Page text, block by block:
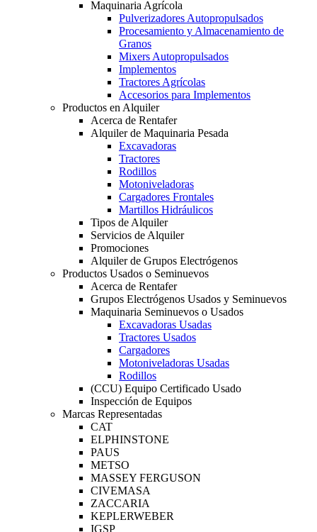
Maquinaria Agrícola
Pulverizadores Autopropulsados
Procesamiento y Almacenamiento de
Granos
Mixers Autopropulsados
Implementos
Tractores Agrícolas
Accesorios para Implementos
Productos en Alquiler
Acerca de Rentafer
Alquiler de Maquinaria Pesada
Excavadoras
Tractores
Rodillos
Motoniveladoras
Cargadores Frontales
Martillos Hidráulicos
Tipos de Alquiler
Servicios de Alquiler
Promociones
Alquiler de Grupos Electrógenos
Productos Usados o Seminuevos
Acerca de Rentafer
Grupos Electrógenos Usados y Seminuevos
Maquinaria Seminuevos o Usados
Excavadoras Usadas
Tractores Usados
Cargadores
Motoniveladoras Usadas
Rodillos
(CCU) Equipo Certificado Usado
Inspección de Equipos
Marcas Representadas
CAT
ELPHINSTONE
PAUS
METSO
MASSEY FERGUSON
CIVEMASA
ZACCARIA
KEPLERWEBER
IGSP